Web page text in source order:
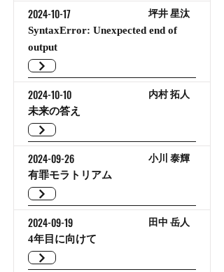
SyntaxError: Unexpected end of
output
2024-10-17 坪井 星汰
未来の答え
2024-10-10 内村 拓人
有罪モラトリアム
2024-09-26 小川 泰輝
4年目に向けて
2024-09-19 田中 岳人